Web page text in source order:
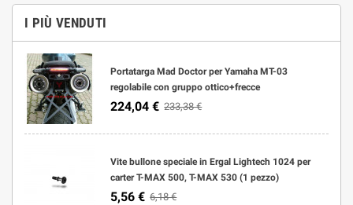
I PIÙ VENDUTI
Portatarga Mad Doctor per Yamaha MT-03
regolabile con gruppo ottico+frecce
224,04 € 233,38 €
Vite bullone speciale in Ergal Lightech 1024 per
carter T-MAX 500, T-MAX 530 (1 pezzo)
5,56 € 6,18 €